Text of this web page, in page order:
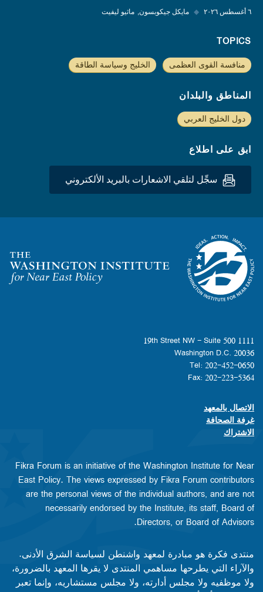
٦ أغسطس ٢٠٢٦ ◆ مايكل جيكوبسون ماثيو ليفيت
TOPICS
منافسة القوى العظمى الخليج وسياسة الطاقة
المناطق والبلدان
دول الخليج العربي
ابق على اطلاع
سجِّل لتلقي الاشعارات بالبريد الألكتروني
Homepage
1111 19th Street NW - Suite 500
Washington D.C. 20036
Tel: 202-452-0650
Fax: 202-223-5364
Footer contact links
الاتصال بالمعهد
غرفة الصحافة
الاشتراك
Fikra Forum is an initiative of the Washington Institute for Near
East Policy. The views expressed by Fikra Forum contributors
are the personal views of the individual authors, and are not
necessarily endorsed by the Institute, its staff, Board of
Directors, or Board of Advisors.​​
منتدى فكرة هو مبادرة لمعهد واشنطن لسياسة الشرق الأدنى.
والآراء التي يطرحها مساهمي المنتدى لا يقرها المعهد بالضرورة،
ولا موظفيه ولا مجلس أدارته، ولا مجلس مستشاريه، وإنما تعبر